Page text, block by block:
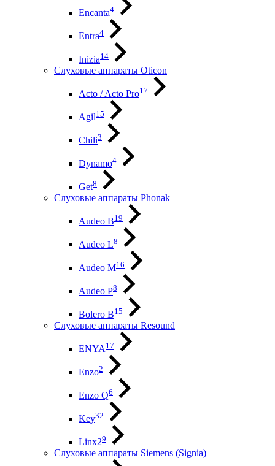
Encanta4
Entra4
Inizia14
Слуховые аппараты Oticon
Acto / Acto Pro17
Agil15
Chili3
Dynamo4
Get8
Слуховые аппараты Phonak
Audeo B19
Audeo L8
Audeo М16
Audeo P8
Bolero B15
Слуховые аппараты Resound
ENYA17
Enzo2
Enzo Q6
Key32
Linx29
Слуховые аппараты Siemens (Signia)